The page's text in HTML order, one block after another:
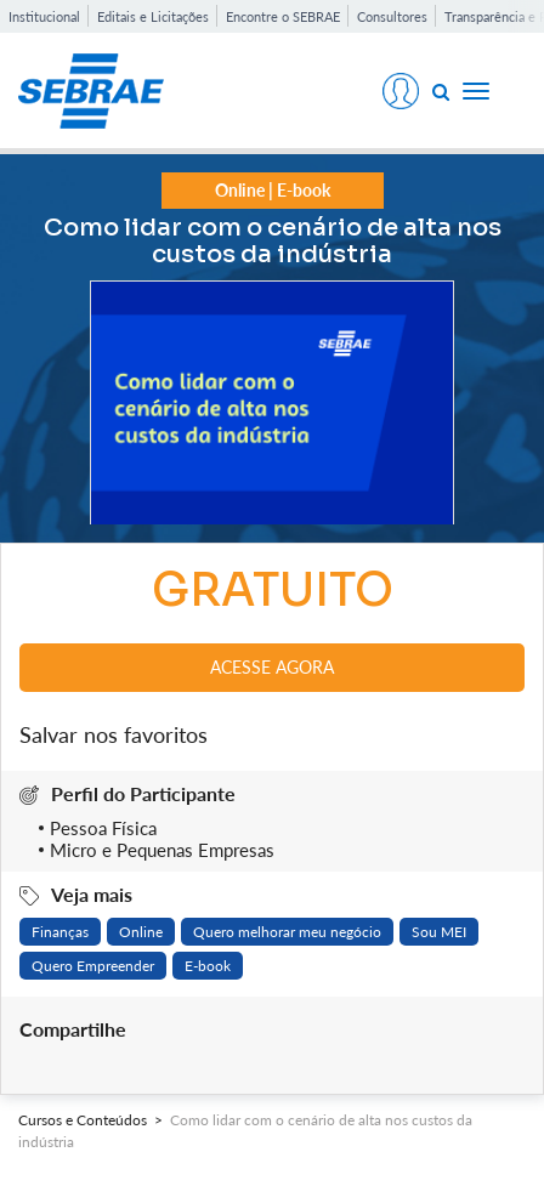
Institucional Editais e Licitações Encontre o SEBRAE Consultores Transparência e
Toggle
Online | E-book
Como lidar com o cenário de alta nos
custos da indústria
Cursos e Conteúdos > Como lidar com o cenário de alta nos custos da
indústria
GRATUITO
ACESSE AGORA
Salvar nos favoritos
Perfil do Participante
Pessoa Física
Micro e Pequenas Empresas
Veja mais
Finanças Online Quero melhorar meu negócio
Sou MEI
Quero Empreender
E-book
Compartilhe